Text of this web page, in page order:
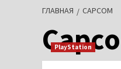
ГЛАВНАЯ CAPCOM
PlayStation